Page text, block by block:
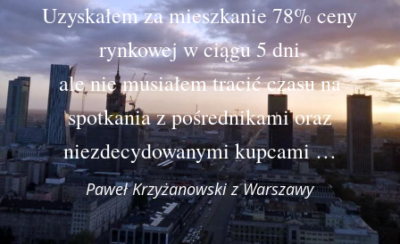
Uzyskałem za mieszkanie 78% ceny
rynkowej w ciągu 5 dni
ale nie musiałem tracić czasu na
spotkania z pośrednikami oraz
niezdecydowanymi kupcami …
Paweł Krzyżanowski z Warszawy